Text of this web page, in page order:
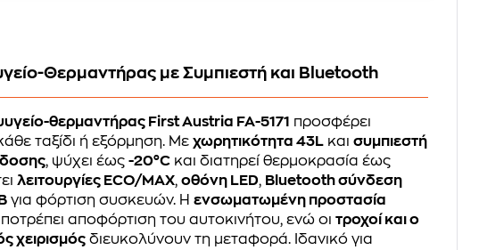
Θερμαντήρας με Συμπιεστή και Bluetooth
θερμαντήρας First Austria FA-5171 προσφέρει
ταξίδι ή εξόρμηση. Μεχωρητικότητα 43L καισυμπιεστή
, ψύχει έως-20°C και διατηρεί θερμοκρασία έως
λειτουργίες ECO/MAX,οθόνη LED, Bluetooth σύνδεση
για φόρτιση συσκευών. Ηενσωματωμένη προστασία
αποφόρτιση του αυτοκινήτου, ενώ οιτροχοί και ο
χειρισμός διευκολύνουν τη μεταφορά. Ιδανικό για